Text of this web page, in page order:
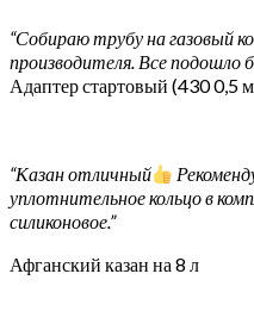
“Собираю трубу на газовый
производителя. Все подошло
Адаптер стартовый (430
“Казан отличный
уплотнительное кольцо в
силиконовое.”
Афганский казан на 8 л